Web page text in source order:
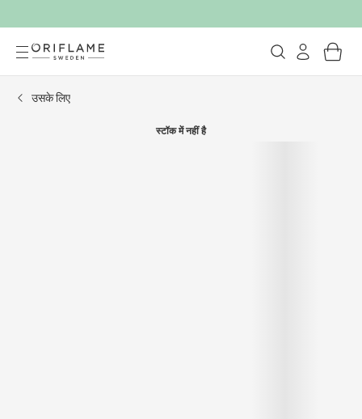
उसके लिए
स्टॉक में नहीं है